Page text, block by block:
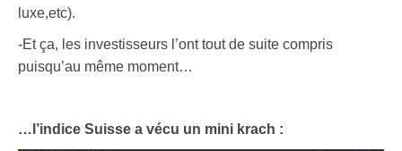
luxe,etc).
-Et ça, les investisseurs l’ont tout de suite compris
puisqu’au même moment…
…l’indice Suisse a vécu un mini krach :